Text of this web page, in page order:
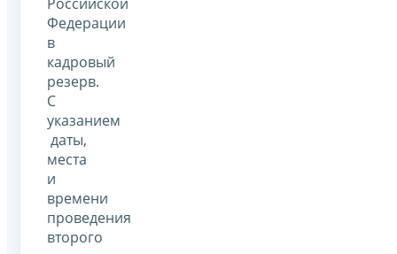
Федерации
в
кадровый
резерв.
С
указанием
даты,
места
и
времени
проведения
второго